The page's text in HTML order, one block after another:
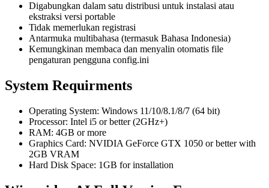
Digabungkan dalam satu distribusi untuk instalasi atau
ekstraksi versi portable
Tidak memerlukan registrasi
Antarmuka multibahasa (termasuk Bahasa Indonesia)
Kemungkinan membaca dan menyalin otomatis file
pengaturan pengguna config.ini
System Requirments
Operating System: Windows 11/10/8.1/8/7 (64 bit)
Processor: Intel i5 or better (2GHz+)
RAM: 4GB or more
Graphics Card: NVIDIA GeForce GTX 1050 or better with
2GB VRAM
Hard Disk Space: 1GB for installation